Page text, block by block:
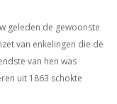
geleden de gewoonste
van enkelingen die de
van hen was
uit 1863 schokte